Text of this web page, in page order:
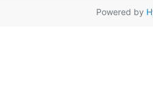
Powered by